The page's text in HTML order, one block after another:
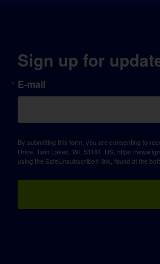
Sign up for
E-mail
By submitting this form, you are consenting to
Drive, Twin Lakes, WI, 53181, US, https://
using the SafeUnsubscribe® link, found at the